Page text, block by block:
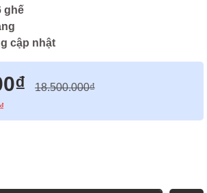
ghế
cập nhật
18.500.000₫